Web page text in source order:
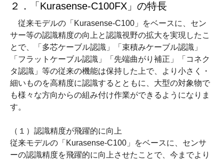
２．「 Kurasense-C100FX 」の特長
従来モデルの「 Kurasense-C100 」をベースに、セン
サー等の認識精度の向上と認識視野の拡大を実現したこ
とで、「多芯ケーブル認識」「束積みケーブル認識」
「フラットケーブル認識」「先端曲がり補正」「コネク
タ認識」等の従来の機能は保持した上で、より小さく・
細いものを高精度に認識するとともに、大型の対象物で
も様々な方向からの組み付け作業ができるようになりま
す。
（１）認識精度が飛躍的に向上
従来モデルの「 Kurasense-C100 」をベースに、センサ
ーの認識精度を飛躍的に向上させたことで、今までより